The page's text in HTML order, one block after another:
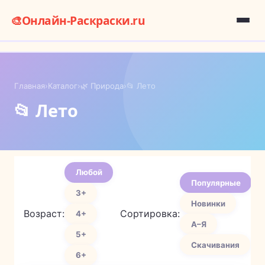
🎨Онлайн-Раскраски.ru
Главная›Каталог›🌿 Природа›📂 Лето
📂 Лето
Возраст:
Любой
3+
4+
5+
6+
Сортировка:
Популярные
Новинки
А–Я
Скачивания